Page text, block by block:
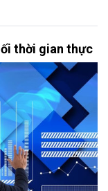
thời gian thực